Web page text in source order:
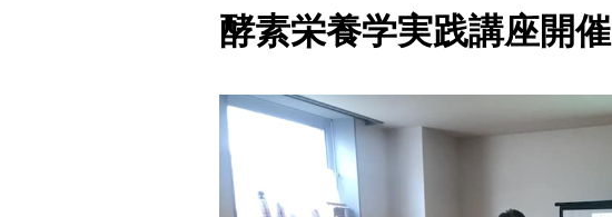
酵素栄養学実践講座開催